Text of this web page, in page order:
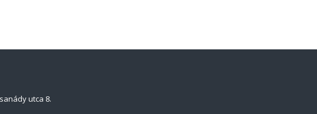
utca 8.